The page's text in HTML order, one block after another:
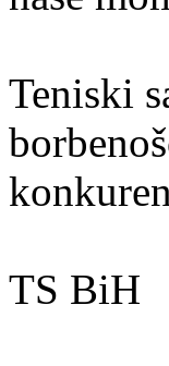
Teniski
TS BiH